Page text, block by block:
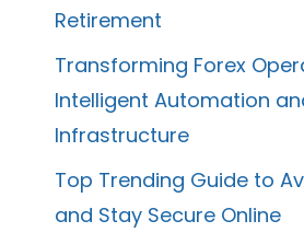
Retirement
Transforming Forex
Intelligent Automation
Infrastructure
Top Trending Guide to
and Stay Secure Online